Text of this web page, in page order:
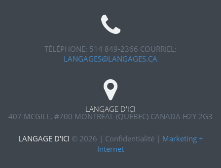
TÉLÉPHONE: 514 849-2366 COURRIEL:
LANGAGES@LANGAGES.CA
LANGAGE D'ICI
407 MCGILL, #700 MONTRÉAL (QUÉBEC) CANADA H2Y 2G3
LANGAGE D'ICI © 2026 | Confidentialité| Marketing +
Internet